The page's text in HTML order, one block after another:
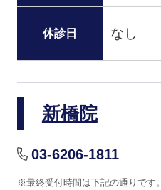
休診日 なし
新橋院
03-6206-1811
※最終受付時間は下記の通りです。